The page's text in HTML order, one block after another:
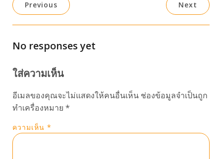
Previous Next
No responses yet
ใส่ความเห็น
อีเมลของคุณจะไม่แสดงให้คนอื่นเห็น ช่องข้อมูลจำเป็นถูก
ทำเครื่องหมาย *
ความเห็น *